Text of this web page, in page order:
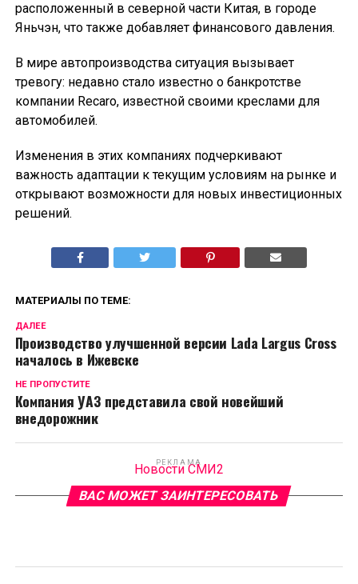
расположенный в северной части Китая, в городе
Яньчэн, что также добавляет финансового давления.
В мире автопроизводства ситуация вызывает
тревогу: недавно стало известно о банкротстве
компании Recaro, известной своими креслами для
автомобилей.
Изменения в этих компаниях подчеркивают
важность адаптации к текущим условиям на рынке и
открывают возможности для новых инвестиционных
решений.
МАТЕРИАЛЫ ПО ТЕМЕ:
ДАЛЕЕ
Производство улучшенной версии Lada Largus Cross
началось в Ижевске
НЕ ПРОПУСТИТЕ
Компания УАЗ представила свой новейший
внедорожник
РЕКЛАМА
Новости СМИ2
ВАС МОЖЕТ ЗАИНТЕРЕСОВАТЬ